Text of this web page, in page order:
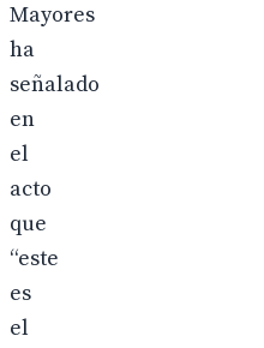
Mayores
ha
señalado
en
el
acto
que
“este
es
el